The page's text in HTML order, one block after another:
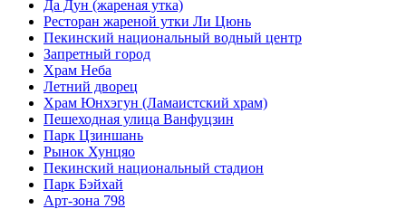
Да Дун (жареная утка)
Ресторан жареной утки Ли Цюнь
Пекинский национальный водный центр
Запретный город
Храм Неба
Летний дворец
Храм Юнхэгун (Ламаистский храм)
Пешеходная улица Ванфуцзин
Парк Цзиншань
Рынок Хунцяо
Пекинский национальный стадион
Парк Бэйхай
Арт-зона 798